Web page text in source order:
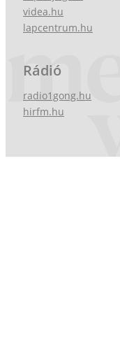
videa.hu
lapcentrum.hu
Rádió
radio1gong.hu
hirfm.hu